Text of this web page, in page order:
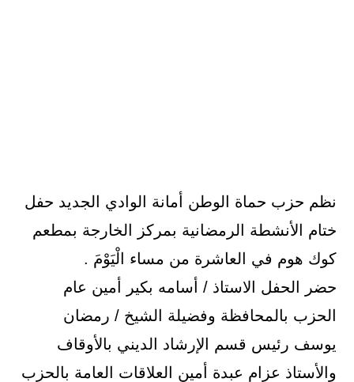
نظم حزب حماة الوطن أمانة الوادي الجديد حفل
ختام الأنشطة الرمضانية بمركز الخارجة بمطعم
كوك هوم في العاشرة من مساء الْيَوْمَ .
حضر الحفل الاستاذ / أسامه بكير أمين عام
الحزب بالمحافظة وفضيلة الشيخ / رمضان
يوسف رئيس قسم الإرشاد الديني بالأوقاف
والأستاذ عزام عبدة أمين العلاقات العامة بالحزب